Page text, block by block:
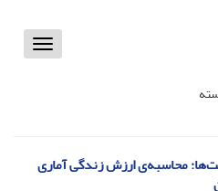
Toggle
محاسبه‌ی ارزش زندگی آماری